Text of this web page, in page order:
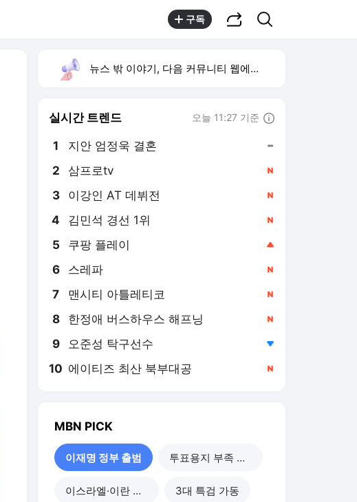
구독
뉴스 밖 이야기, 다음 커뮤니티 웹에서 보기
실시간 트렌드 오늘 11:27 기준
1 지안 엄정욱 결혼
2 삼프로tv
3 이강인 AT 데뷔전
4 김민석 경선 1위
5 쿠팡 플레이
6 스레파
7 맨시티 아틀레티코
8 한정애 버스하우스 해프닝
9 오준성 탁구선수
10 에이티즈 최산 북부대공
MBN PICK
이재명 정부 출범 투표용지 부족 사태
이스라엘·이란 전쟁 3대 특검 가동